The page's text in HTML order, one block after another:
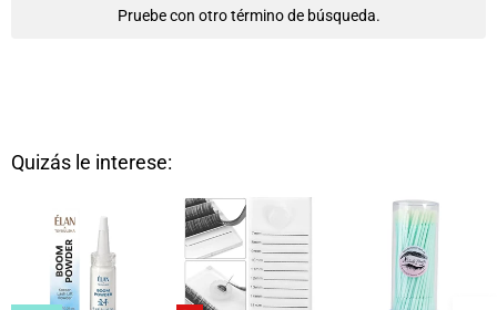
Pruebe con otro término de búsqueda.
Quizás le interese: